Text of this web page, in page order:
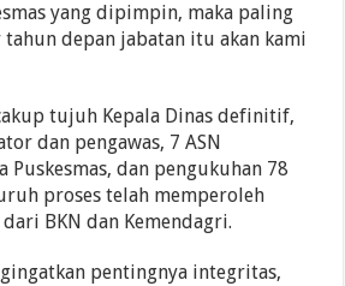
yang dipimpin, maka paling
tahun depan jabatan itu akan kami
tujuh Kepala Dinas definitif,
dan pengawas, 7 ASN
Puskesmas, dan pengukuhan 78
proses telah memperoleh
BKN dan Kemendagri.
pentingnya integritas,